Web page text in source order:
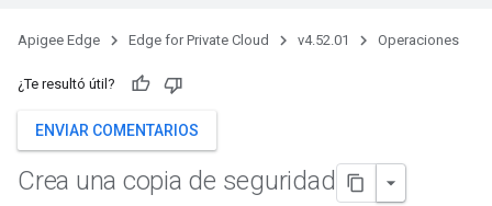
Apigee Edge Edge for Private Cloud v4.52.01 Operaciones
¿Te resultó útil?
ENVIAR COMENTARIOS
Crea una copia de seguridad